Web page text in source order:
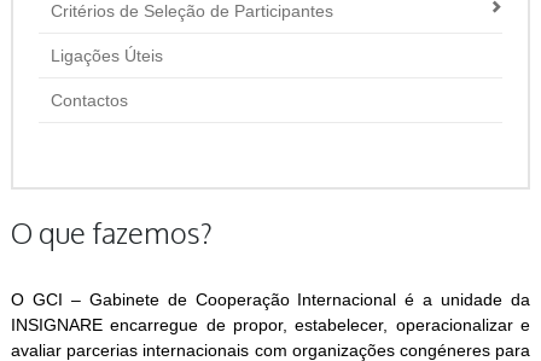
Critérios de Seleção de Participantes
Ligações Úteis
Contactos
O que fazemos?
O GCI – Gabinete de Cooperação Internacional é a unidade da
INSIGNARE encarregue de propor, estabelecer, operacionalizar e
avaliar parcerias internacionais com organizações congéneres para